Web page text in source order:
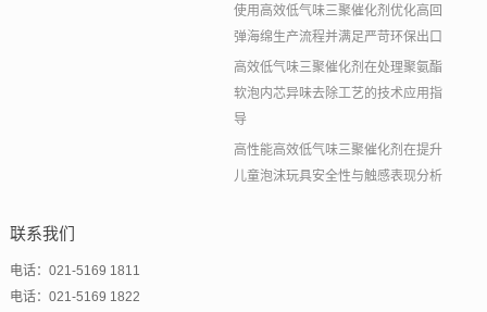
使用高效低气味三聚催化剂优化高回
弹海绵生产流程并满足严苛环保出口
高效低气味三聚催化剂在处理聚氨酯
软泡内芯异味去除工艺的技术应用指
导
高性能高效低气味三聚催化剂在提升
儿童泡沫玩具安全性与触感表现分析
联系我们
电话：021-5169 1811
电话：021-5169 1822